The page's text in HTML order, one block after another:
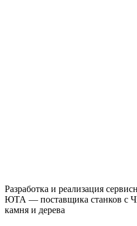
Разработка и реализация
ЮТА — поставщика станков с
камня и дерева